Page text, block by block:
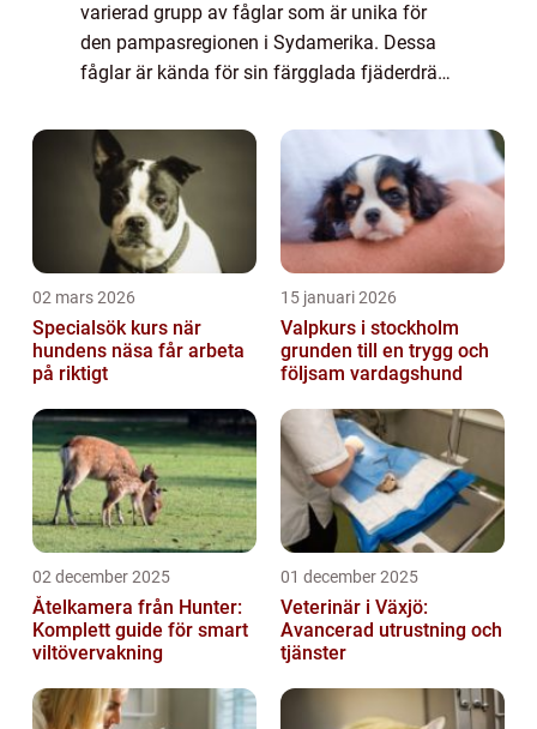
varierad grupp av fåglar som är unika för
den pampasregionen i Sydamerika. Dessa
fåglar är kända för sin färgglada fjäderdräkt,
denna artikel kommer vi att gräva djupar...
02 mars 2026
Specialsök kurs när
hundens näsa får arbeta
på riktigt
15 januari 2026
Valpkurs i stockholm
grunden till en trygg och
följsam vardagshund
02 december 2025
Åtelkamera från Hunter:
Komplett guide för smart
viltövervakning
01 december 2025
Veterinär i Växjö:
Avancerad utrustning och
tjänster